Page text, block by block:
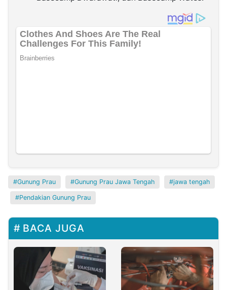
Gunung Prau Gunung Prau Jawa Tengah jawa tengah
Pendakian Gunung Prau
BACA JUGA